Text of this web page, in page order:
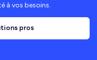
à vos besoins.
pros